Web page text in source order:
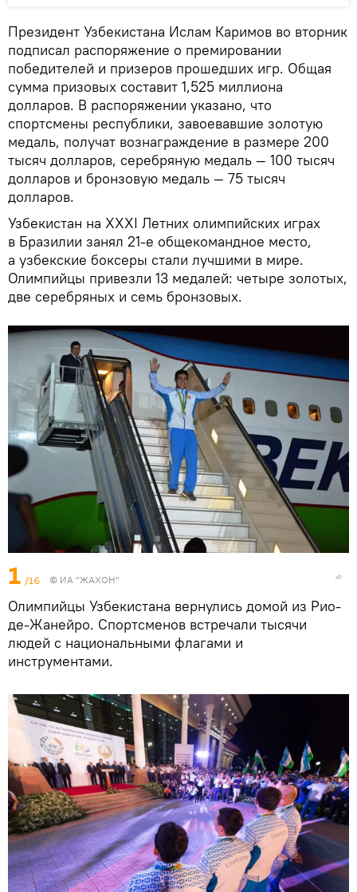
Президент Узбекистана Ислам Каримов во вторник
подписал распоряжение о премировании
победителей и призеров прошедших игр. Общая
сумма призовых составит 1,525 миллиона
долларов. В распоряжении указано, что
спортсмены республики, завоевавшие золотую
медаль, получат вознаграждение в размере 200
тысяч долларов, серебряную медаль — 100 тысяч
долларов и бронзовую медаль — 75 тысяч
долларов.
Узбекистан на XXXI Летних олимпийских играх
в Бразилии занял 21-е общекомандное место,
а узбекские боксеры стали лучшими в мире.
Олимпийцы привезли 13 медалей: четыре золотых,
две серебряных и семь бронзовых.
1 /16 © ИА "ЖАХОН"
Олимпийцы Узбекистана вернулись домой из Рио-
де-Жанейро. Спортсменов встречали тысячи
людей с национальными флагами и
инструментами.